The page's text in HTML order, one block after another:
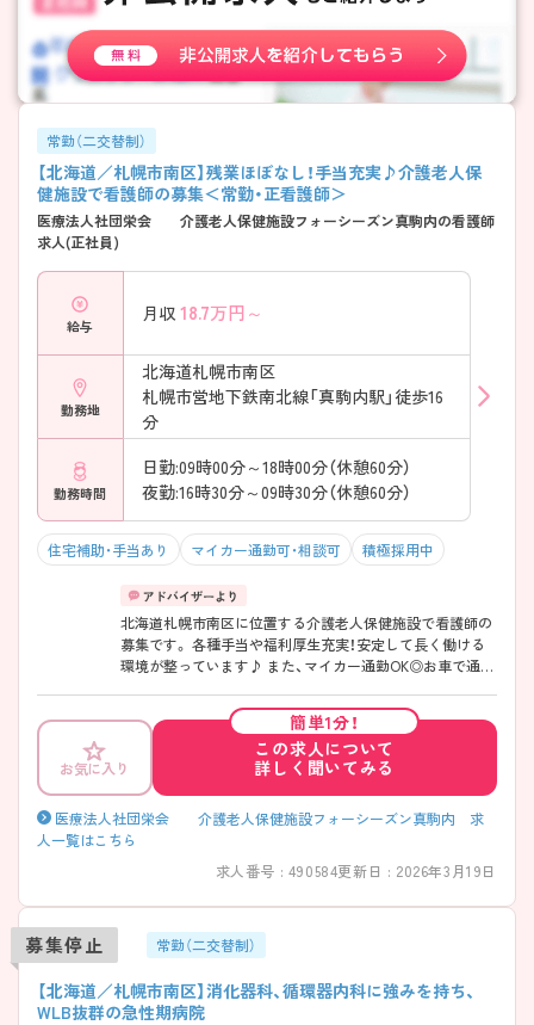
常勤（二交替制）
【北海道／札幌市南区】残業ほぼなし！手当充実♪介護老人保
健施設で看護師の募集＜常勤・正看護師＞
医療法人社団栄会 介護老人保健施設フォーシーズン真駒内の看護師
求人(正社員)
給与
月収 18.7万円～
勤務地
北海道札幌市南区
札幌市営地下鉄南北線「真駒内駅」徒歩16
分
勤務時間
日勤:09時00分～18時00分（休憩60分）
夜勤:16時30分～09時30分（休憩60分）
住宅補助・手当あり マイカー通勤可・相談可 積極採用中
北海道札幌市南区に位置する介護老人保健施設で看護師の
募集です。 各種手当や福利厚生充実！安定して長く働ける
環境が整っています♪ また、マイカー通勤OK◎お車で通勤
ポイントお伝えしますのでご気軽にお問い合わせくださ
い。
お気に入り
簡単1分！
この求人について
詳しく聞いてみる
医療法人社団栄会 介護老人保健施設フォーシーズン真駒内 求
人一覧はこちら
求人番号 : 490584更新日 : 2026年3月19日
募集停止 常勤（二交替制）
【北海道／札幌市南区】消化器科、循環器内科に強みを持ち、
WLB抜群の急性期病院